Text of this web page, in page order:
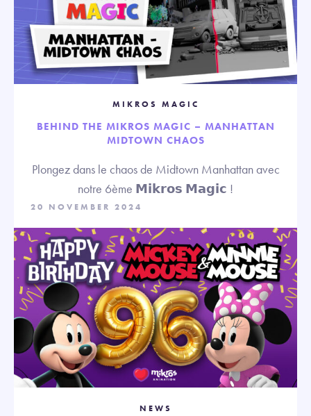
MIKROS MAGIC
BEHIND THE MIKROS MAGIC – MANHATTAN
MIDTOWN CHAOS
Plongez dans le chaos de Midtown Manhattan avec
notre 6ème 𝗠𝗶𝗸𝗿𝗼𝘀 𝗠𝗮𝗴𝗶𝗰 !
20 NOVEMBER 2024
NEWS